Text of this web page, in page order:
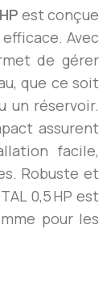
est conçue
Avec
de gérer
que ce soit
un réservoir.
assurent
facile,
Robuste et
0,5 HP est
pour les